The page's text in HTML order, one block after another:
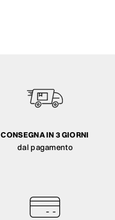
CONSEGNA IN 3 GIORNI
dal pagamento